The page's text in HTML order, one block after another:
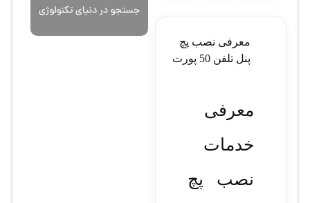
معرفی نصب پچ
پنل تلفن 50 پورت
معرفی
خدمات
نصب پچ